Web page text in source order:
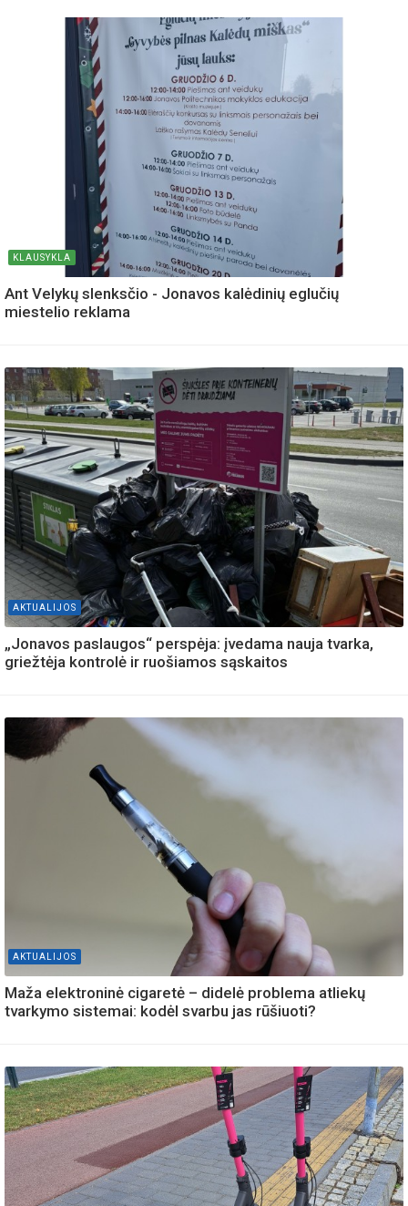
KLAUSYKLA
Ant Velykų slenksčio - Jonavos kalėdinių eglučių
miestelio reklama
AKTUALIJOS
„Jonavos paslaugos“ perspėja: įvedama nauja tvarka,
griežtėja kontrolė ir ruošiamos sąskaitos
AKTUALIJOS
Maža elektroninė cigaretė – didelė problema atliekų
tvarkymo sistemai: kodėl svarbu jas rūšiuoti?